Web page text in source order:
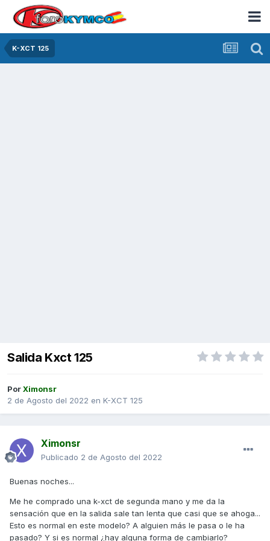
K-XCT 125
Salida Kxct 125
PorXimonsr
2 de Agosto del 2022 en K-XCT 125
Ximonsr
Publicado 2 de Agosto del 2022
Buenas noches...
Me he comprado una k-xct de segunda mano y me da la
sensación que en la salida sale tan lenta que casi que se ahoga...
Esto es normal en este modelo? A alguien más le pasa o le ha
pasado? Y si es normal ¿hay alguna forma de cambiarlo?